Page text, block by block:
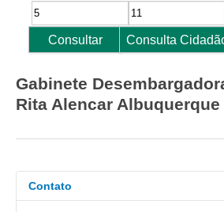
Composição
Desembargadores
Turmas
Juízes Manaus
Gabinete
Rita Alencar Albuquerque
Contato